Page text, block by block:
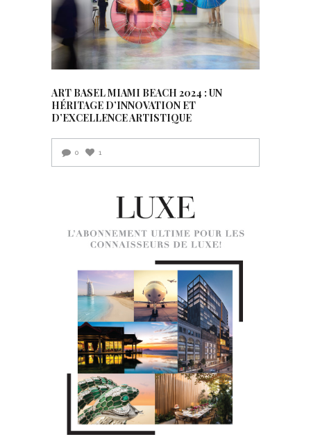
ART BASEL MIAMI BEACH 2024 : UN
HÉRITAGE D’INNOVATION ET
D’EXCELLENCE ARTISTIQUE
0 1